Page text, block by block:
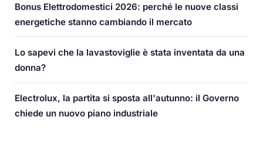
Bonus Elettrodomestici 2026: perché le nuove classi
energetiche stanno cambiando il mercato
Lo sapevi che la lavastoviglie è stata inventata da una
donna?
Electrolux, la partita si sposta all'autunno: il Governo
chiede un nuovo piano industriale